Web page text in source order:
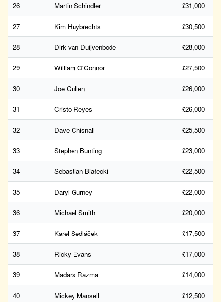
26 Martin Schindler £31,000
27 Kim Huybrechts £30,500
28 Dirk van Duijvenbode £28,000
29 William O'Connor £27,500
30 Joe Cullen £26,000
31 Cristo Reyes £26,000
32 Dave Chisnall £25,500
33 Stephen Bunting £23,000
34 Sebastian Białecki £22,500
35 Daryl Gurney £22,000
36 Michael Smith £20,000
37 Karel Sedláček £17,500
38 Ricky Evans £17,000
39 Madars Razma £14,000
40 Mickey Mansell £12,500